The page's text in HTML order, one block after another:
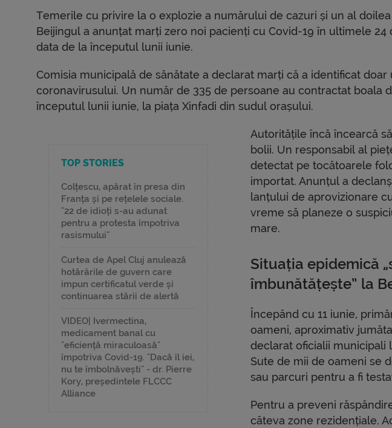
Temerile cu privire la o explozie a numărului de cazuri și un al
Beijingul a anunțat marți zero noi pacienți cu Covid-19 în ultimele
data de la începutul lunii iunie.
Comisia municipală de sănătate a declarat marți că a identificat
coronavirusului. Un număr de 335 de persoane au contractat boala
începutul lunii iunie, la piața Xinfadi din sudul orașului.
TOP STORIES
Colțescu, apărat în presa din
Franța și pe rețelele sociale.
"22 de idioți s-au adunat
pentru a protesta împotriva
rasismului"
Curtea de Apel Cluj anulează
hotărârile de guvern care
impun certificatul verde și
continuarea stării de alertă
VIDEO| Ivermectina,
medicament banal cu
"eficiență miraculoasă"
împotriva Covid-19. "Dacă îl iei,
nu te îmbolnăvești" - dr. Pierre
Kory, președintele FLCCC
Alliance
Autoritățile încă încearcă
bolii. Un responsabil al
detectat pe tocătoarele
importat. Anunțul a
lanțului de aprovizionare
vreme să planeze o
mare.
Situația epidemică
îmbunătățește” la
Începând cu 11 iunie,
oameni, aproximativ
declarat oficialii municipali
Sute de mii de oameni se
sau parcuri pentru a fi
Pentru a preveni
câteva zone rezidențiale.